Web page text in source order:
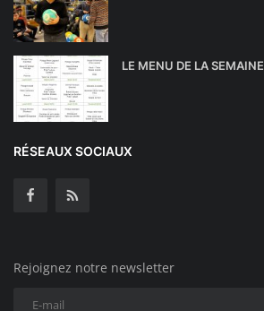
LE MENU DE LA SEMAINE
RÉSEAUX SOCIAUX
Rejoignez notre newsletter